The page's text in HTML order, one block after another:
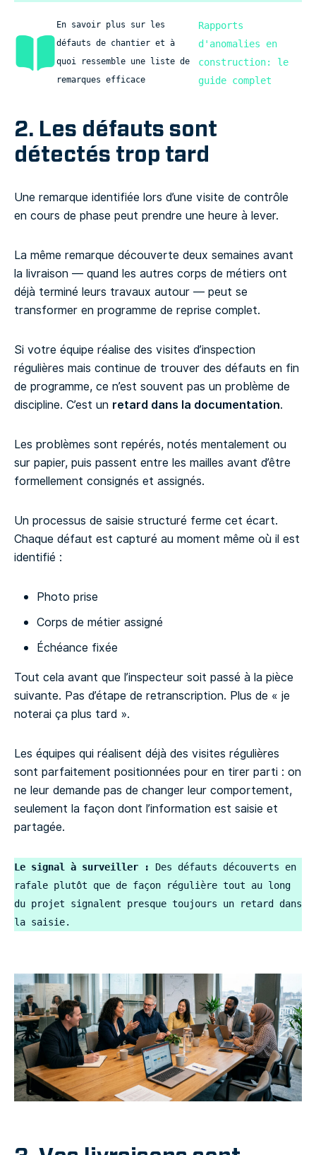
En savoir plus sur les
défauts de chantier et à
quoi ressemble une liste de
remarques efficace
Rapports
d'anomalies en
construction: le
guide complet
2. Les défauts sont
détectés trop tard
Une remarque identifiée lors d’une visite de contrôle
en cours de phase peut prendre une heure à lever.
La même remarque découverte deux semaines avant
la livraison — quand les autres corps de métiers ont
déjà terminé leurs travaux autour — peut se
transformer en programme de reprise complet.
Si votre équipe réalise des visites d’inspection
régulières mais continue de trouver des défauts en fin
de programme, ce n’est souvent pas un problème de
discipline. C’est un retard dans la documentation.
Les problèmes sont repérés, notés mentalement ou
sur papier, puis passent entre les mailles avant d’être
formellement consignés et assignés.
Un processus de saisie structuré ferme cet écart.
Chaque défaut est capturé au moment même où il est
identifié :
Photo prise
Corps de métier assigné
Échéance fixée
Tout cela avant que l’inspecteur soit passé à la pièce
suivante. Pas d’étape de retranscription. Plus de « je
noterai ça plus tard ».
Les équipes qui réalisent déjà des visites régulières
sont parfaitement positionnées pour en tirer parti : on
ne leur demande pas de changer leur comportement,
seulement la façon dont l’information est saisie et
partagée.
Le signal à surveiller :
Des défauts découverts en
rafale plutôt que de façon régulière tout au long
du projet signalent presque toujours un retard dans
la saisie.